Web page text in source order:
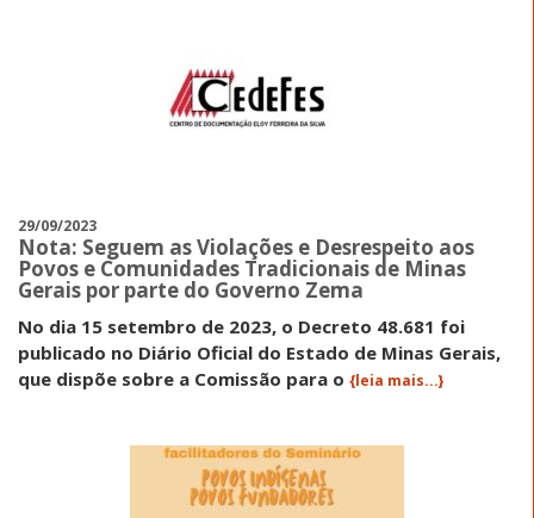
29/09/2023
Nota: Seguem as Violações e Desrespeito aos
Povos e Comunidades Tradicionais de Minas
Gerais por parte do Governo Zema
No dia 15 setembro de 2023, o Decreto 48.681 foi
publicado no Diário Oficial do Estado de Minas Gerais,
que dispõe sobre a Comissão para o {leia mais...}